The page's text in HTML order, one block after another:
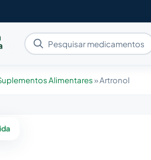
Alimentares»Artronol